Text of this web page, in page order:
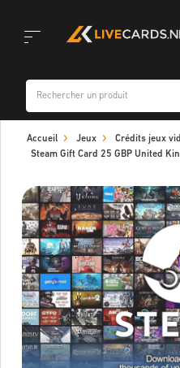
navigation
Accueil Jeux Crédits jeux
Steam Gift Card 25 GBP United